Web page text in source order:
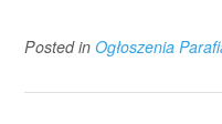
Posted in Ogłoszenia